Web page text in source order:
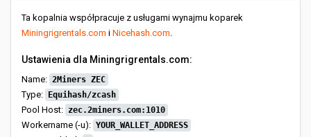
Ta kopalnia współpracuje z usługami wynajmu koparek
Miningrigrentals.com i Nicehash.com.
Ustawienia dla Miningrigrentals.com:
Name: 2Miners ZEC
Type: Equihash/zcash
Pool Host: zec.2miners.com:1010
Workername (-u): YOUR_WALLET_ADDRESS